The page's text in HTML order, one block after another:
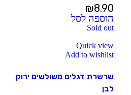
₪8.90
הוספה לסל
Sold out
Quick view
Add to wishlist
שרשרת דגלים משולשים ירוק
לבן